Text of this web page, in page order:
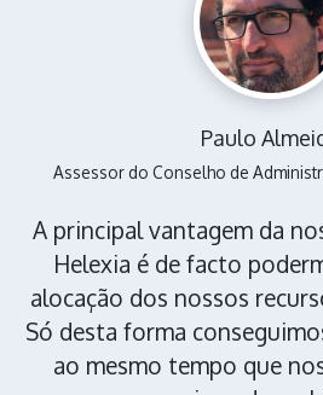
Paulo
Assessor do Conselho de
A principal vantagem da
Helexia é de facto
alocação dos nossos
Só desta forma
ao mesmo tempo que